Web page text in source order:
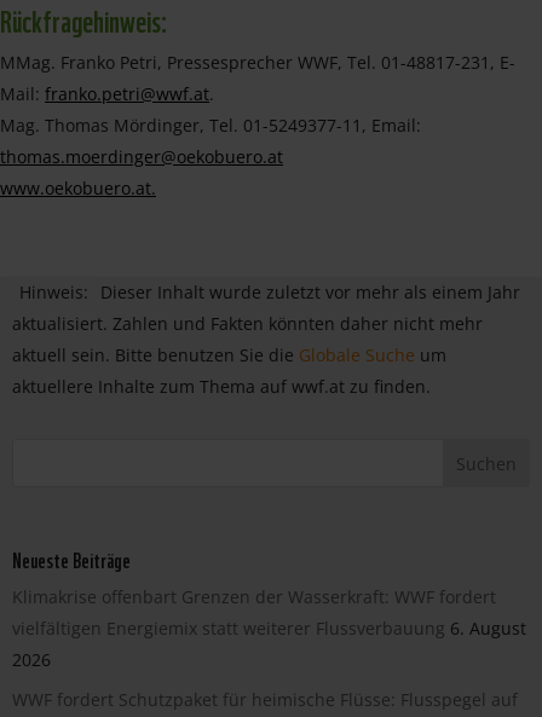
Rückfragehinweis:
MMag. Franko Petri, Pressesprecher WWF, Tel. 01-48817-231, E-
Mail: franko.petri@wwf.at.
Mag. Thomas Mördinger, Tel. 01-5249377-11, Email:
thomas.moerdinger@oekobuero.at
www.oekobuero.at.
Hinweis:
Dieser Inhalt wurde zuletzt vor mehr als einem Jahr
aktualisiert. Zahlen und Fakten könnten daher nicht mehr
aktuell sein. Bitte benutzen Sie die Globale Suche um
aktuellere Inhalte zum Thema auf wwf.at zu finden.
Neueste Beiträge
Klimakrise offenbart Grenzen der Wasserkraft: WWF fordert
vielfältigen Energiemix statt weiterer Flussverbauung 6. August
2026
WWF fordert Schutzpaket für heimische Flüsse: Flusspegel auf